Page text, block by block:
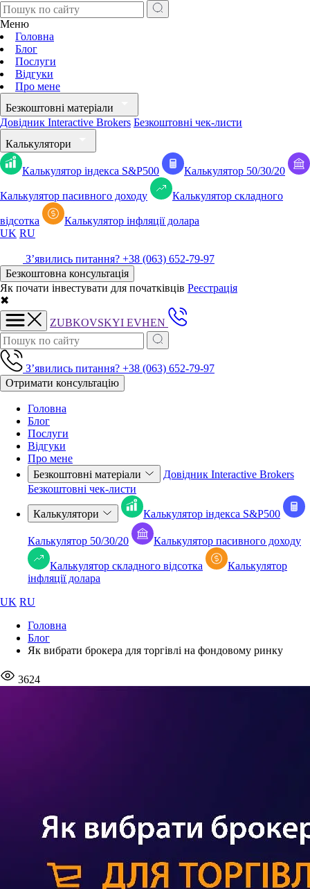
Меню
Головна
Блог
Послуги
Відгуки
Про мене
Безкоштовні матеріали
Довідник Interactive Brokers Безкоштовні чек-листи
Калькулятори
Калькулятор індекса S&P500 Калькулятор 50/30/20
Калькулятор пасивного доходу Калькулятор складного
відсотка
Калькулятор iнфляції долара
UK RU
Зʼявились питання? +38 (063) 652-79-97
Безкоштовна консультація
Як почати інвестувати для початківців Реєстрація
✖
ZUBKOVSKYI EVHEN
Зʼявились питання? +38 (063) 652-79-97
Отримати консультацію
Головна
Блог
Послуги
Відгуки
Про мене
Безкоштовні матеріали
Довідник Interactive Brokers
Безкоштовні чек-листи
Калькулятори Калькулятор індекса S&P500
Калькулятор 50/30/20 Калькулятор пасивного доходу
Калькулятор складного відсотка
Калькулятор
iнфляції долара
UK RU
Головна
Блог
Як вибрати брокера для торгівлі на фондовому ринку
3624